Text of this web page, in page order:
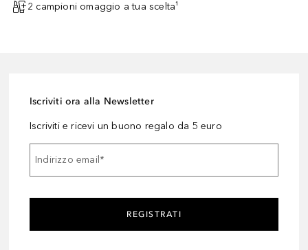
2 campioni omaggio a tua scelta¹
Iscriviti ora alla Newsletter
Iscriviti e ricevi un buono regalo da 5 euro
Indirizzo email*
REGISTRATI